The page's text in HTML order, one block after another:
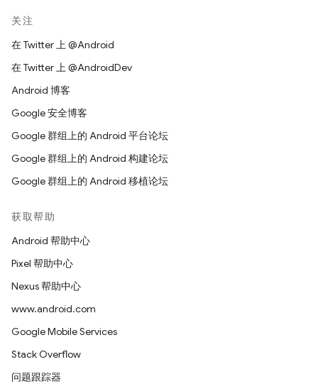
关注
在 Twitter 上 @Android
在 Twitter 上 @AndroidDev
Android 博客
Google 安全博客
Google 群组上的 Android 平台论坛
Google 群组上的 Android 构建论坛
Google 群组上的 Android 移植论坛
获取帮助
Android 帮助中心
Pixel 帮助中心
Nexus 帮助中心
www.android.com
Google Mobile Services
Stack Overflow
问题跟踪器